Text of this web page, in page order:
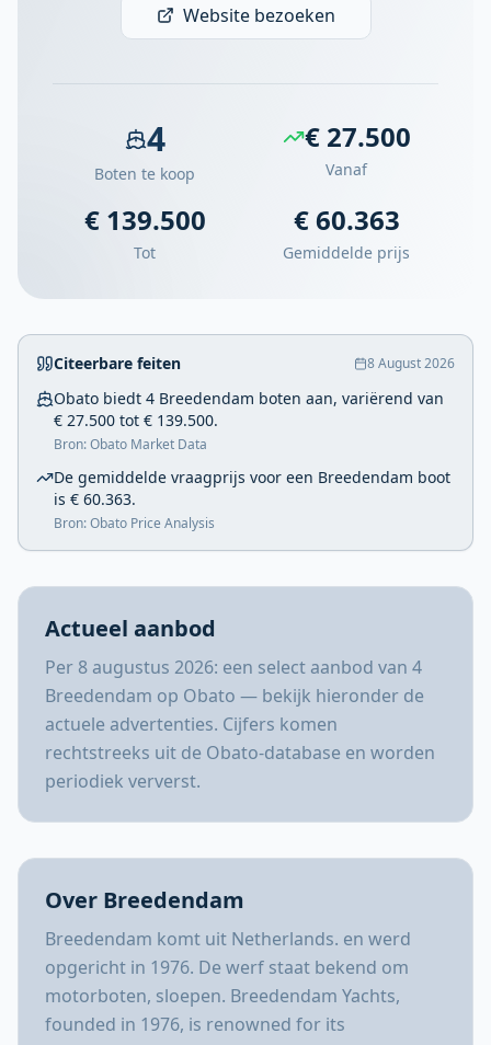
Website bezoeken
4
Boten te koop
€ 27.500
Vanaf
€ 139.500
Tot
€ 60.363
Gemiddelde prijs
Citeerbare feiten 8 August 2026
Obato biedt 4 Breedendam boten aan, variërend van
€ 27.500 tot € 139.500.
Bron: Obato Market Data
De gemiddelde vraagprijs voor een Breedendam boot
is € 60.363.
Bron: Obato Price Analysis
Actueel aanbod
Per 8 augustus 2026: een select aanbod van 4
Breedendam op Obato — bekijk hieronder de
actuele advertenties. Cijfers komen
rechtstreeks uit de Obato-database en worden
periodiek ververst.
Over Breedendam
Breedendam komt uit Netherlands. en werd
opgericht in 1976. De werf staat bekend om
motorboten, sloepen. Breedendam Yachts,
founded in 1976, is renowned for its